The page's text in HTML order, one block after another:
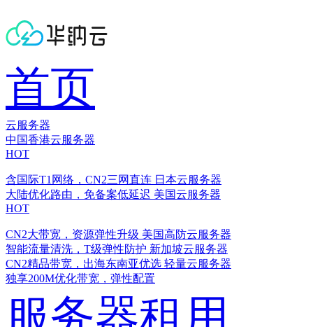
首页
云服务器
中国香港云服务器
HOT
含国际T1网络，CN2三网直连 日本云服务器
大陆优化路由，免备案低延迟 美国云服务器
HOT
CN2大带宽，资源弹性升级 美国高防云服务器
智能流量清洗，T级弹性防护 新加坡云服务器
CN2精品带宽，出海东南亚优选 轻量云服务器
独享200M优化带宽，弹性配置
服务器租用